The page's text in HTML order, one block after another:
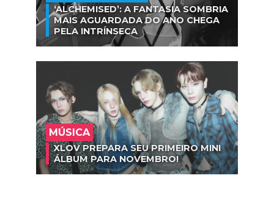
‘ALCHEMISED’: A FANTASIA SOMBRIA
MAIS AGUARDADA DO ANO CHEGA
PELA INTRÍNSECA
MÚSICA
XLOV PREPARA SEU PRIMEIRO MINI
ÁLBUM PARA NOVEMBRO!